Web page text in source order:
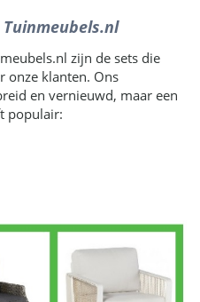
zijn de sets die
onze klanten. Ons
en vernieuwd, maar een
populair: